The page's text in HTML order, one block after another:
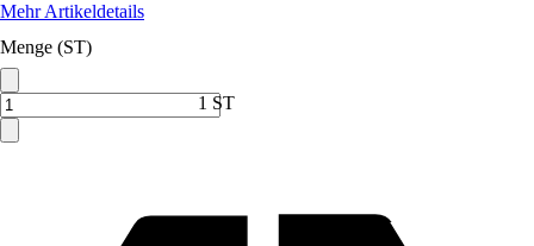
Mehr Artikeldetails
Menge (ST)
1 ST